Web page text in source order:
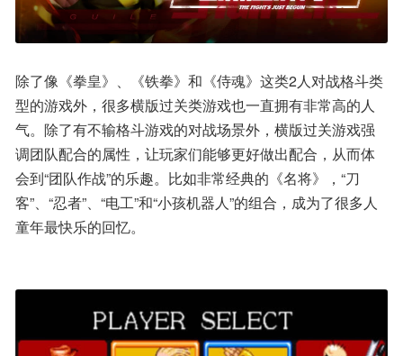
除了像《拳皇》、《铁拳》和《侍魂》这类2人对战格斗类
型的游戏外，很多横版过关类游戏也一直拥有非常高的人
气。除了有不输格斗游戏的对战场景外，横版过关游戏强
调团队配合的属性，让玩家们能够更好做出配合，从而体
会到“团队作战”的乐趣。比如非常经典的《名将》，“刀
客”、“忍者”、“电工”和“小孩机器人”的组合，成为了很多人
童年最快乐的回忆。